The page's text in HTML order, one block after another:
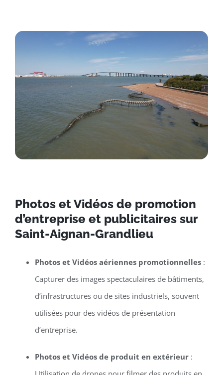
Photos et Vidéos de promotion
d’entreprise et publicitaires sur
Saint-Aignan-Grandlieu
Photos et Vidéos aériennes promotionnelles:
Capturer des images spectaculaires de bâtiments,
d’infrastructures ou de sites industriels, souvent
utilisées pour des vidéos de présentation
d’entreprise.
Photos et Vidéos de produit en extérieur: